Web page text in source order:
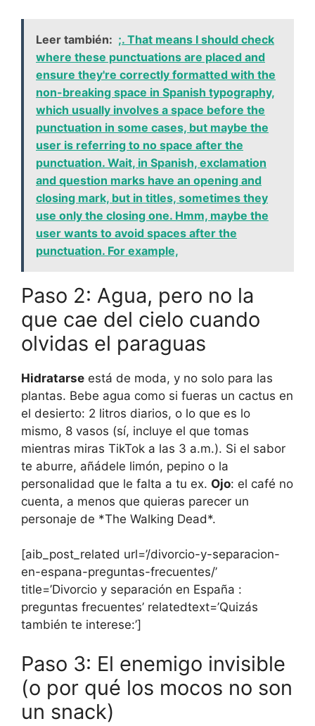
Leer también: ;. That means I should check
where these punctuations are placed and
ensure they're correctly formatted with the
non-breaking space in Spanish typography,
which usually involves a space before the
punctuation in some cases, but maybe the
user is referring to no space after the
punctuation. Wait, in Spanish, exclamation
and question marks have an opening and
closing mark, but in titles, sometimes they
use only the closing one. Hmm, maybe the
user wants to avoid spaces after the
punctuation. For example,
Paso 2: Agua, pero no la
que cae del cielo cuando
olvidas el paraguas
Hidratarse está de moda, y no solo para las
plantas. Bebe agua como si fueras un cactus en
el desierto: 2 litros diarios, o lo que es lo
mismo, 8 vasos (sí, incluye el que tomas
mientras miras TikTok a las 3 a.m.). Si el sabor
te aburre, añádele limón, pepino o la
personalidad que le falta a tu ex. Ojo: el café no
cuenta, a menos que quieras parecer un
personaje de *The Walking Dead*.
[aib_post_related url=’/divorcio-y-separacion-
en-espana-preguntas-frecuentes/’
title=’Divorcio y separación en España :
preguntas frecuentes’ relatedtext=’Quizás
también te interese:’]
Paso 3: El enemigo invisible
(o por qué los mocos no son
un snack)